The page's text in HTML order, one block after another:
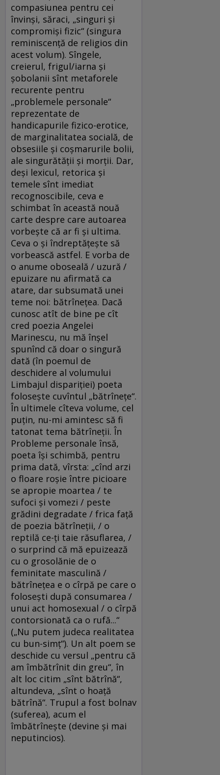
compasiunea pentru cei
învinşi, săraci, „singuri şi
compromişi fizic“ (singura
reminiscenţă de religios din
acest volum). Sîngele,
creierul, frigul/iarna şi
şobolanii sînt metaforele
recurente pentru
„problemele personale“
reprezentate de
handicapurile fizico-erotice,
de marginalitatea socială, de
obsesiile şi coşmarurile bolii,
ale singurătăţii şi morţii. Dar,
deşi lexicul, retorica şi
temele sînt imediat
recognoscibile, ceva e
schimbat în această nouă
carte despre care autoarea
vorbeşte că ar fi şi ultima.
Ceva o şi îndreptăţeşte să
vorbească astfel. E vorba de
o anume oboseală / uzură /
epuizare nu afirmată ca
atare, dar subsumată unei
teme noi: bătrîneţea. Dacă
cunosc atît de bine pe cît
cred poezia Angelei
Marinescu, nu mă înşel
spunînd că doar o singură
dată (în poemul de
deschidere al volumului
Limbajul dispariţiei) poeta
foloseşte cuvîntul „bătrîneţe“.
În ultimele cîteva volume, cel
puţin, nu-mi amintesc să fi
tatonat tema bătrîneţii. În
Probleme personale însă,
poeta îşi schimbă, pentru
prima dată, vîrsta: „cînd arzi
o floare roşie între picioare
se apropie moartea / te
sufoci şi vomezi / peste
grădini degradate / frica faţă
de poezia bătrîneţii, / o
reptilă ce-ţi taie răsuflarea, /
o surprind că mă epuizează
cu o grosolănie de o
feminitate masculină /
bătrîneţea e o cîrpă pe care o
foloseşti după consumarea /
unui act homosexual / o cîrpă
contorsionată ca o rufă...“
(„Nu putem judeca realitatea
cu bun-simţ“). Un alt poem se
deschide cu versul „pentru că
am îmbătrînit din greu“, în
alt loc citim „sînt bătrînă“,
altundeva, „sînt o hoaţă
bătrînă“. Trupul a fost bolnav
(suferea), acum el
îmbătrîneşte (devine şi mai
neputincios).